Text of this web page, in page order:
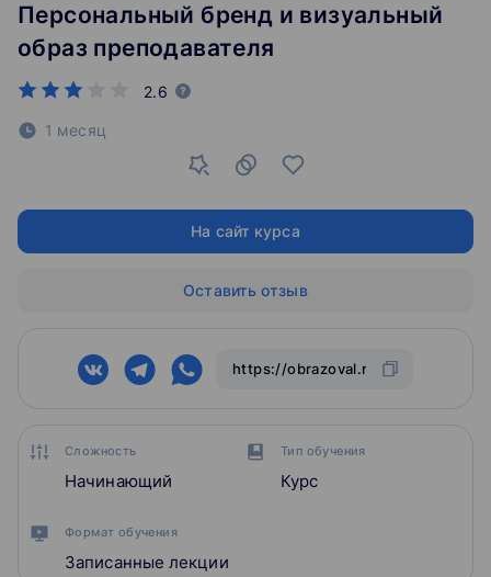
Сложность
Начинающий
Тип обучения
Курс
Формат обучения
Записанные лекции
Персональный бренд и визуальный
образ преподавателя
2.6
1 месяц
На сайт курса
Оставить отзыв